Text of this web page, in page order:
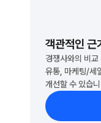
객관적인 근
경쟁사와의 비
유통, 마케팅/세
개선할 수 있습